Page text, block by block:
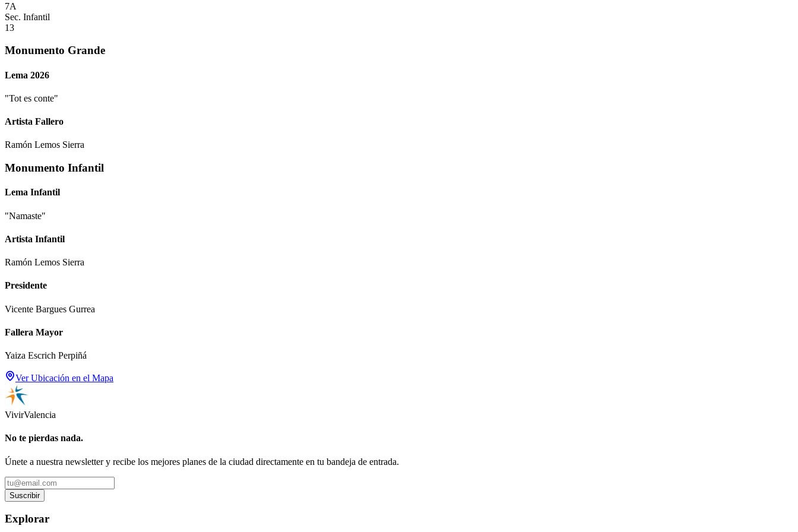
7A
Sec. Infantil
13
Monumento Grande
Lema 2026
"Tot es conte"
Artista Fallero
Ramón Lemos Sierra
Monumento Infantil
Lema Infantil
"Namaste"
Artista Infantil
Ramón Lemos Sierra
Presidente
Vicente Bargues Gurrea
Fallera Mayor
Yaiza Escrich Perpiñá
Ver Ubicación en el Mapa
VivirValencia
No te pierdas nada.
Únete a nuestra newsletter y recibe los mejores planes de la ciudad directamente en tu bandeja de entrada.
Suscribir
Explorar